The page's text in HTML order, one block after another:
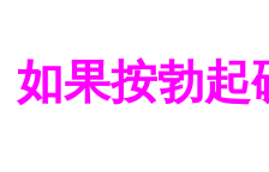
如果按勃起